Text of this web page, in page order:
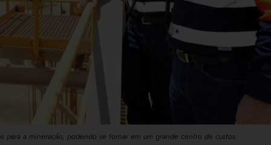
para a mineração, podendo se tornar em um grande centro de custos.